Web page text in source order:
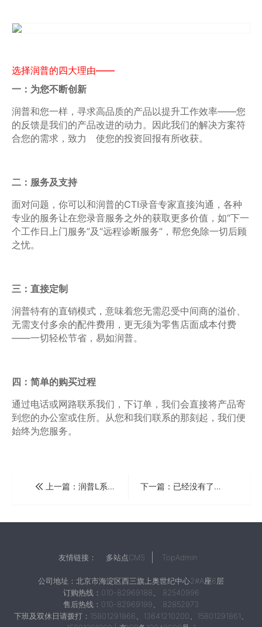
选择润普的四大理由——
一：为您不断创新
润普和您一样，寻求高品质的产品以提升工作效率——您
的反馈是我们的产品改进的动力。因此我们的解决方案符
合您的需求，致力 使您的投资回报有所收获。
二：服务及支持
面对问题，你可以和润普的CTI录音专家直接沟通，各种
专业的服务让在您录音服务之外的获取更多价值，如“下一
个工作日上门服务”及“远程诊断服务”，帮您免除一切后顾
之忧。
三：直接定制
润普特有的直销模式，意味着您无需忍受中间商的溢价、
无需支付多余的配件费用，更无须为零售店面成本付费
——一切轻松节省，易如润普。
四：简单的购买过程
通过电话或网路联系我们，下订单，我们会直接将产品寄
到您的办公室或住所。从您和我们联系的那刻起，我们便
始终为您服务。
上一篇：润普L系列1800小时数码录音电话机 下一篇：已经没有了
友情链接： 多站点CMS TopAdmin
公司地址：北京市海淀区西三旗上奥世纪中心2#A座6层
订购热线：010-82969188、 82540996
售后热线：010-82969199、 82852973
下班及双休日请拨打：15801291866、13641210200、15801291861、